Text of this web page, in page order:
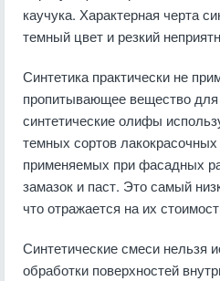
каучука. Характерная черта
темный цвет и резкий
Синтетика практически не
пропитывающее вещество
синтетические олифы
темных сортов
применяемых при фасадных
замазок и паст. Это самый
что отражается на их
Синтетические смеси нельзя
обработки поверхностей